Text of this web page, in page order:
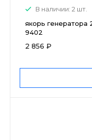
В наличии: 2 шт.
якорь генератора
9402
2 856 ₽